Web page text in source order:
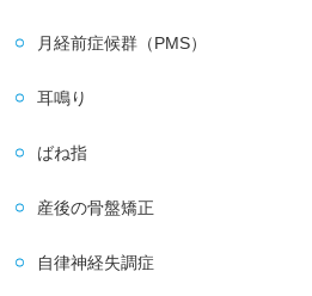
月経前症候群（PMS）
耳鳴り
ばね指
産後の骨盤矯正
自律神経失調症